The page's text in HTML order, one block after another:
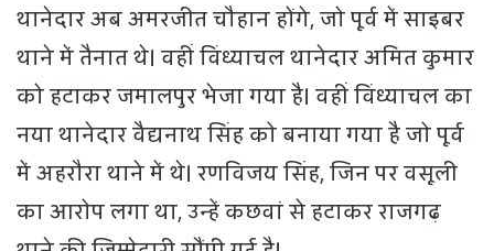
थानेदार अब अमरजीत चौहान होंगे, जो पूर्व में साइबर
थाने में तैनात थे। वहीं विंध्याचल थानेदार अमित कुमार
को हटाकर जमालपुर भेजा गया है। वहीं विंध्याचल का
नया थानेदार वैद्यनाथ सिंह को बनाया गया है जो पूर्व
में अहरौरा थाने में थे। रणविजय सिंह, जिन पर वसूली
का आरोप लगा था, उन्हें कछवां से हटाकर राजगढ़